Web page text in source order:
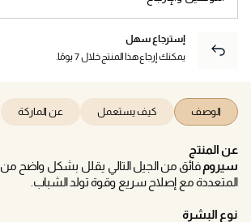
إسترجاع سهل
يمكنك إرجاع هذا المنتج خلال 7 يومًا.
الوصف كيف يستعمل عن الماركة
عن المنتج
سيرومفائق من الجيل التالي يقلل بشكل واضح من
المتعددة مع إصلاح سريع وقوة تولد الشباب.
نوع البشرة